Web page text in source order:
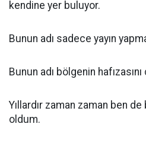
kendine yer buluyor.
Bunun adı sadece yayın
Bunun adı bölgenin
Yıllardır zaman zaman ben
oldum.